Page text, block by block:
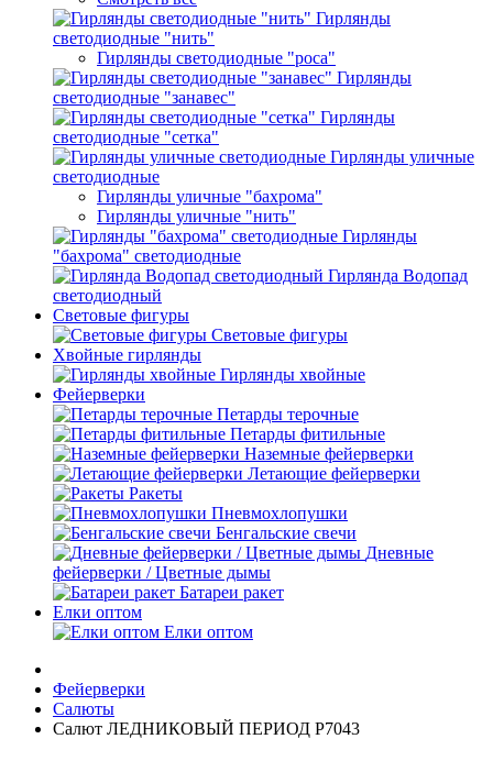
Гирлянды
светодиодные "нить"
Гирлянды светодиодные "роса"
Гирлянды
светодиодные "занавес"
Гирлянды
светодиодные "сетка"
Гирлянды уличные
светодиодные
Гирлянды уличные "бахрома"
Гирлянды уличные "нить"
Гирлянды
"бахрома" светодиодные
Гирлянда Водопад
светодиодный
Световые фигуры
Световые фигуры
Хвойные гирлянды
Гирлянды хвойные
Фейерверки
Петарды терочные
Петарды фитильные
Наземные фейерверки
Летающие фейерверки
Ракеты
Пневмохлопушки
Бенгальские свечи
Дневные
фейерверки / Цветные дымы
Батареи ракет
Елки оптом
Елки оптом
Фейерверки
Салюты
Салют ЛЕДНИКОВЫЙ ПЕРИОД Р7043